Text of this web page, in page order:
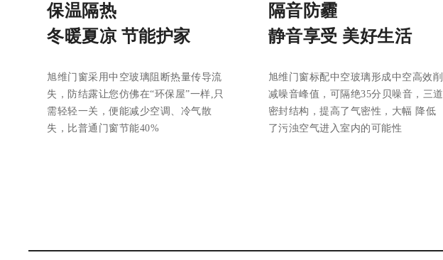
保温隔热
冬暖夏凉 节能护家
旭维门窗采用中空玻璃阻断热量传导流
失，防结露让您仿佛在“环保屋”一样,只
需轻轻一关，便能减少空调、冷气散
失，比普通门窗节能40%
隔音防霾
静音享受 美好生活
旭维门窗标配中空玻璃形成中空高效削
减噪音峰值，可隔绝35分贝噪音，三道
密封结构，提高了气密性，大幅 降低
了污浊空气进入室内的可能性